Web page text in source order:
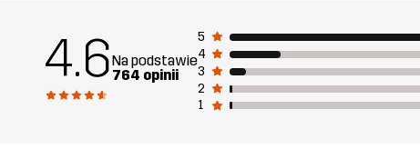
4.6Na podstawie
764 opinii
5
4
3
2
1